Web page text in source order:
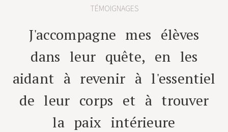
TÉMOIGNAGES
J'accompagne mes élèves
dans leur quête, en les
aidant à revenir à l'essentiel
de leur corps et à trouver
la paix intérieure